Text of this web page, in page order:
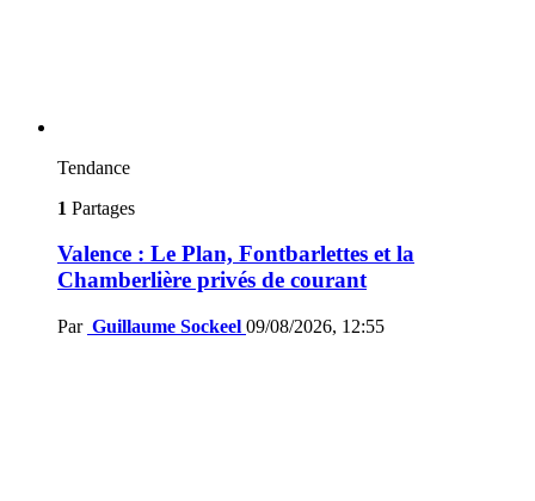
Tendance
1 Partages
Valence : Le Plan, Fontbarlettes et la
Chamberlière privés de courant
Par Guillaume Sockeel 09/08/2026, 12:55